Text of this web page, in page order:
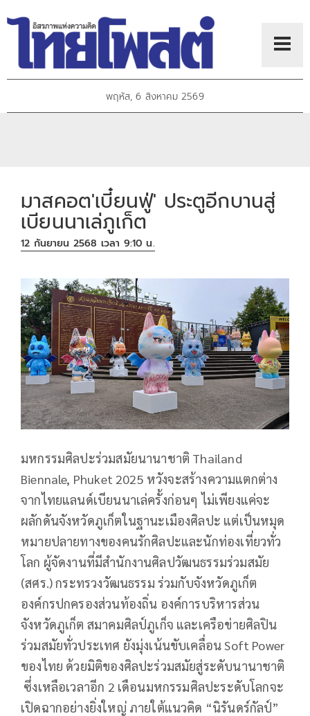
พฤหัส, 6 สิงหาคม 2569
มาสคอต'เบี๋ยนฟู่' ประตูอีกบานสู่
เบียนนาเล่ภูเก็ต
12 กันยายน 2568 เวลา 9:10 น.
มหกรรมศิลปะร่วมสมัยนานาชาติ Thailand
Biennale, Phuket 2025 หวังจะสร้างความแตกต่าง
จากไทยแลนด์เบียนนาเล่ครั้งก่อนๆ ไม่เพียงแค่จะ
ผลักดันจังหวัดภูเก็ตในฐานะเมืองศิลปะ แต่เป็นหมุด
หมายปลายทางของคนรักศิลปะและนักท่องเที่ยวทั่ว
โลก ผู้จัดงานที่มีสำนักงานศิลปวัฒนธรรมร่วมสมัย
(สศร.) กระทรวงวัฒนธรรม ร่วมกับจังหวัดภูเก็ต
องค์กรปกครองส่วนท้องถิ่น องค์การบริหารส่วน
จังหวัดภูเก็ต สมาคมศิลป์ภูเก็จ และเครือข่ายศิลปิน
ร่วมสมัยทั่วประเทศ ยังมุ่งเน้นขับเคลื่อน Soft Power
ของไทย ด้วยมิติของศิลปะร่วมสมัยสู่ระดับนานาชาติ
ซึ่งเหลือเวลาอีก 2 เดือนมหกรรมศิลปะระดับโลกจะ
เปิดฉากอย่างยิ่งใหญ่ ภายใต้แนวคิด “นิรันดร์กัลป์”